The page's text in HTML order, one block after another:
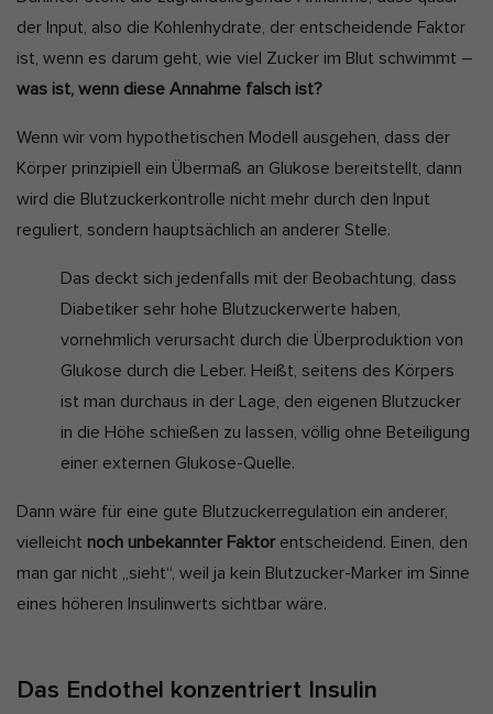
der Input, also die Kohlenhydrate, der entscheidende Faktor
ist, wenn es darum geht, wie viel Zucker im Blut schwimmt –
was ist, wenn diese Annahme falsch ist?
Wenn wir vom hypothetischen Modell ausgehen, dass der
Körper prinzipiell ein Übermaß an Glukose bereitstellt, dann
wird die Blutzuckerkontrolle nicht mehr durch den Input
reguliert, sondern hauptsächlich an anderer Stelle.
Das deckt sich jedenfalls mit der Beobachtung, dass
Diabetiker sehr hohe Blutzuckerwerte haben,
vornehmlich verursacht durch die Überproduktion von
Glukose durch die Leber. Heißt, seitens des Körpers
ist man durchaus in der Lage, den eigenen Blutzucker
in die Höhe schießen zu lassen, völlig ohne Beteiligung
einer externen Glukose-Quelle.
Dann wäre für eine gute Blutzuckerregulation ein anderer,
vielleicht noch unbekannter Faktorentscheidend. Einen, den
man gar nicht „sieht“, weil ja kein Blutzucker-Marker im Sinne
eines höheren Insulinwerts sichtbar wäre.
Das Endothel konzentriert Insulin